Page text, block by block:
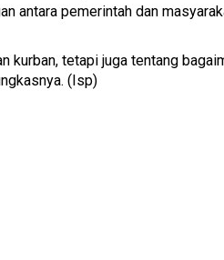
antara pemerintah dan
kurban, tetapi juga tentang
(Isp)